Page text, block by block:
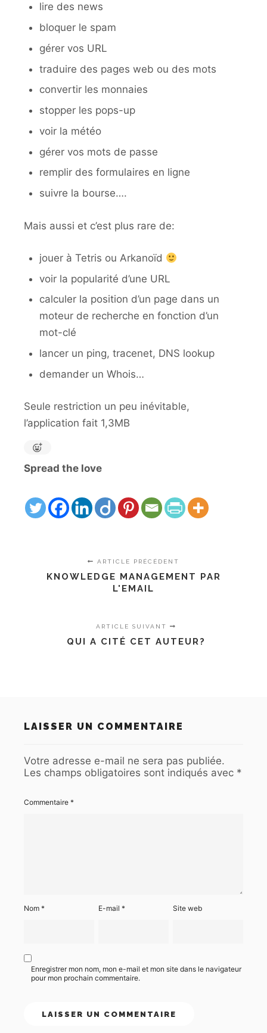
lire des news
bloquer le spam
gérer vos URL
traduire des pages web ou des mots
convertir les monnaies
stopper les pops-up
voir la météo
gérer vos mots de passe
remplir des formulaires en ligne
suivre la bourse….
Mais aussi et c’est plus rare de:
jouer à Tetris ou Arkanoïd
voir la popularité d’une URL
calculer la position d’un page dans un
moteur de recherche en fonction d’un
mot-clé
lancer un ping, tracenet, DNS lookup
demander un Whois…
Seule restriction un peu inévitable,
l’application fait 1,3MB
Spread the love
ARTICLE PRÉCÉDENT
KNOWLEDGE MANAGEMENT PAR
L'EMAIL
ARTICLE SUIVANT
QUI A CITÉ CET AUTEUR?
LAISSER UN COMMENTAIRE
Votre adresse e-mail ne sera pas publiée.
Les champs obligatoires sont indiqués avec *
Commentaire *
Nom * E-mail* Site web
Enregistrer mon nom, mon e-mail et mon site dans le navigateur
pour mon prochain commentaire.